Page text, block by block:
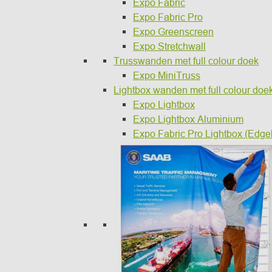
Expo Fabric
Expo Fabric Pro
Expo Greenscreen
Expo Stretchwall
Trusswanden met full colour doek
Expo MiniTruss
Lightbox wanden met full colour
Expo Lightbox
Expo Lightbox Aluminium
Expo Fabric Pro Lightbox